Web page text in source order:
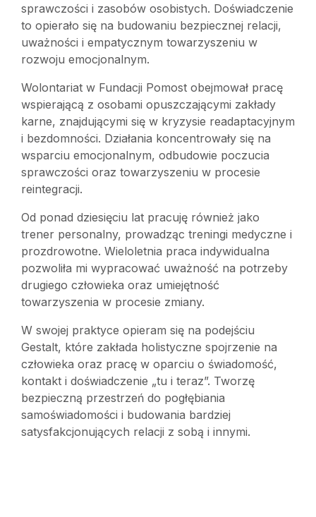
sprawczości i zasobów osobistych. Doświadczenie
to opierało się na budowaniu bezpiecznej relacji,
uważności i empatycznym towarzyszeniu w
rozwoju emocjonalnym.
Wolontariat w Fundacji Pomost obejmował pracę
wspierającą z osobami opuszczającymi zakłady
karne, znajdującymi się w kryzysie readaptacyjnym
i bezdomności. Działania koncentrowały się na
wsparciu emocjonalnym, odbudowie poczucia
sprawczości oraz towarzyszeniu w procesie
reintegracji.
Od ponad dziesięciu lat pracuję również jako
trener personalny, prowadząc treningi medyczne i
prozdrowotne. Wieloletnia praca indywidualna
pozwoliła mi wypracować uważność na potrzeby
drugiego człowieka oraz umiejętność
towarzyszenia w procesie zmiany.
W swojej praktyce opieram się na podejściu
Gestalt, które zakłada holistyczne spojrzenie na
człowieka oraz pracę w oparciu o świadomość,
kontakt i doświadczenie „tu i teraz”. Tworzę
bezpieczną przestrzeń do pogłębiania
samoświadomości i budowania bardziej
satysfakcjonujących relacji z sobą i innymi.